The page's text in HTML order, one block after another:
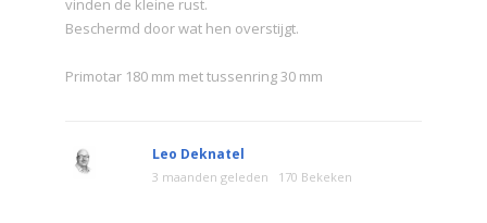
vinden de kleine rust.
Beschermd door wat hen overstijgt.
Primotar 180 mm met tussenring 30 mm
Leo Deknatel
3 maanden geleden 170 Bekeken